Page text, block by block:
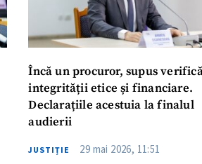
Încă un procuror, supus
integrității etice și financiare.
Declarațiile acestuia la finalul
audierii
JUSTIȚIE 29 mai 2026, 11:51